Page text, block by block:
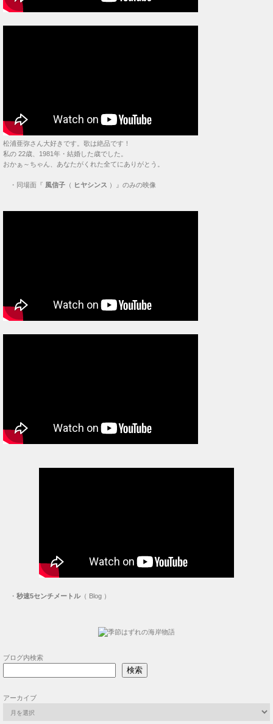
松浦亜弥さん大好きです。歌は絶品です！
私の 22歳、1981年・結婚した歳でした。
おかぁ～ちゃん、あなたがくれた全てにありがとう。
・ 同場面『 風信子 （ ヒヤシンス ）』のみの映像
・ 秒速5センチメートル（ Blog ）
ブログ内検索
検索
アーカイブ